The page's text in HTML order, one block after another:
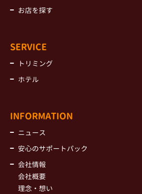
お店を探す
SERVICE
トリミング
ホテル
INFORMATION
ニュース
安心のサポートパック
会社情報
会社概要
理念・想い